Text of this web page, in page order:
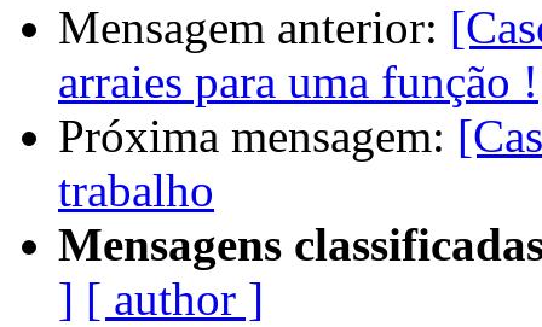
Mensagem anterior:
arraies para uma função !
Próxima mensagem:
trabalho
Mensagens
] [ author ]